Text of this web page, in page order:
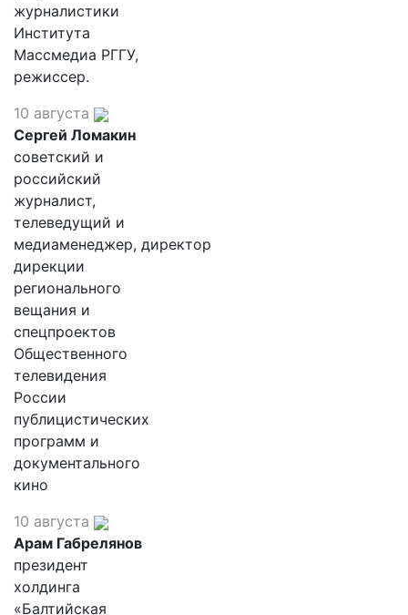
журналистики
Института
Массмедиа РГГУ,
режиссер.
10 августа
Сергей Ломакин
советский и
российский
журналист,
телеведущий и
медиаменеджер, директор
дирекции
регионального
вещания и
спецпроектов
Общественного
телевидения
России
публицистических
программ и
документального
кино
10 августа
Арам Габрелянов
президент
холдинга
«Балтийская